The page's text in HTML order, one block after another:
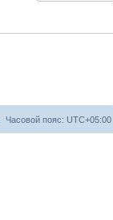
Часовой пояс: UTC+05:00